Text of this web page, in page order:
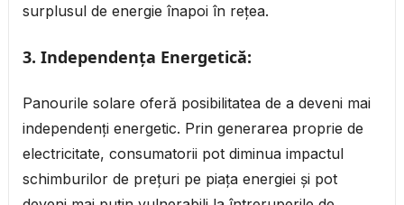
surplusul de energie înapoi în rețea.
3. Independența Energetică:
Panourile solare oferă posibilitatea de a deveni mai
independenți energetic. Prin generarea proprie de
electricitate, consumatorii pot diminua impactul
schimburilor de prețuri pe piața energiei și pot